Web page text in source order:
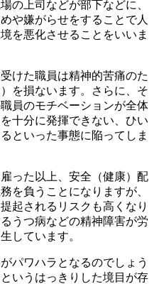
の上司などが部下などに、
や嫌がらせをすることで人
を悪化させることをいいま
けた職員は精神的苦痛のた
を損ないます。さらに、そ
員のモチベーションが全体
十分に発揮できない、ひい
といった事態に陥ってしま
った以上、安全（健康）配
を負うことになりますが、
起されるリスクも高くなり
うつ病などの精神障害が労
しています。
パワハラとなるのでしょう
いうはっきりした境目が存